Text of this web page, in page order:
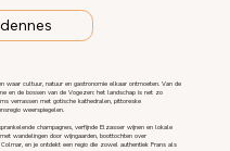
waar cultuur, natuur en gastronomie elkaar ontmoeten. Van de
en de bossen van de Vogezen: het landschap is net zo
verrassen met gotische kathedralen, pittoreske
weerspiegelen.
champagnes, verfijnde Elzasser wijnen en lokale
wandelingen door wijngaarden, boottochten over
en je ontdekt een regio die zowel authentiek Frans als